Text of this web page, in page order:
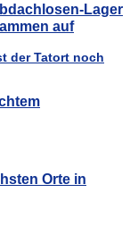
Lager
auf
Orte in